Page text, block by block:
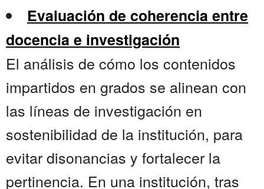
Evaluación de coherencia entre
docencia e investigación
El análisis de cómo los contenidos
impartidos en grados se alinean con
las líneas de investigación en
sostenibilidad de la institución, para
evitar disonancias y fortalecer la
pertinencia. En una institución, tras